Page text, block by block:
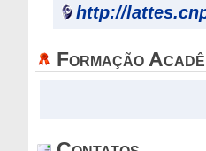
http://
Formação